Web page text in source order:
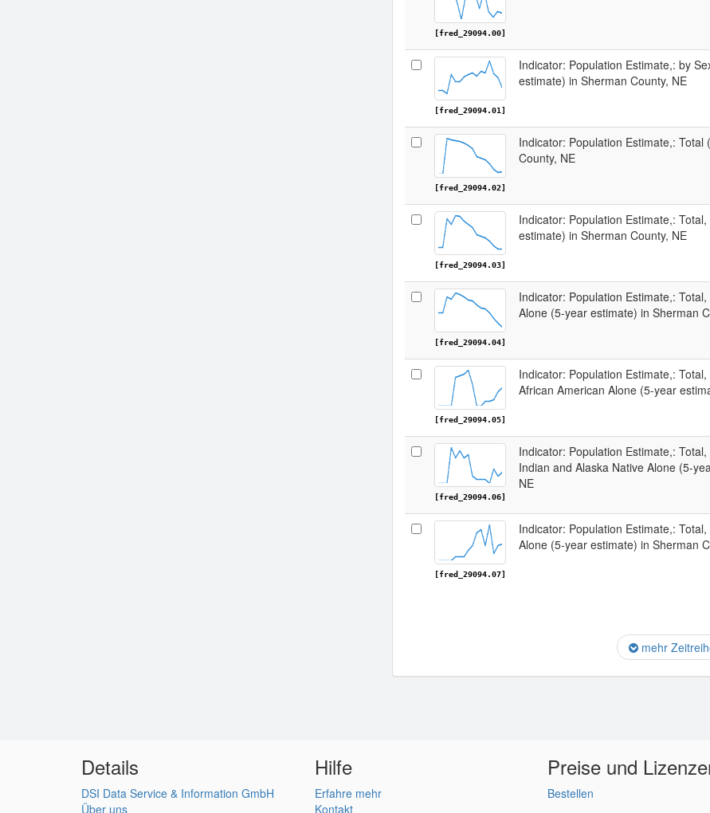
[fred_29094.00]
[fred_29094.01]
Indicator: Population Estimate,: by
estimate) in Sherman County, NE
[fred_29094.02]
Indicator: Population Estimate,:
County, NE
[fred_29094.03]
Indicator: Population Estimate,:
estimate) in Sherman County, NE
[fred_29094.04]
Indicator: Population Estimate,:
Alone (5-year estimate) in Sherman
[fred_29094.05]
Indicator: Population Estimate,:
African American Alone (5-year
[fred_29094.06]
Indicator: Population Estimate,:
Indian and Alaska Native Alone (5-
NE
[fred_29094.07]
Indicator: Population Estimate,:
Alone (5-year estimate) in Sherman
mehr
Details
DSI Data Service & Information GmbH
Über uns
Hilfe
Erfahre mehr
Kontakt
Preise und
Bestellen